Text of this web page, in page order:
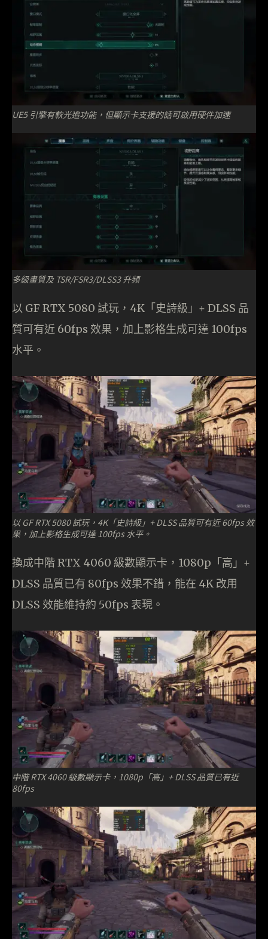
UE5 引擎有軟光追功能，但顯示卡支援的話可啟用硬件加速
多級畫質及 TSR/FSR3/DLSS3 升頻
以 GF RTX 5080 試玩，4K「史詩級」+ DLSS 品
質可有近 60fps 效果，加上影格生成可達 100fps
水平。
以 GF RTX 5080 試玩，4K「史詩級」+ DLSS 品質可有近 60fps 效
果，加上影格生成可達 100fps 水平。
換成中階 RTX 4060 級數顯示卡，1080p「高」+
DLSS 品質已有 80fps 效果不錯，能在 4K 改用
DLSS 效能維持約 50fps 表現。
中階 RTX 4060 級數顯示卡，1080p「高」+ DLSS 品質已有近
80fps